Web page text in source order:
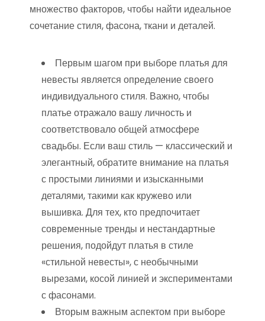
множество факторов, чтобы найти идеальное
сочетание стиля, фасона, ткани и деталей.
Первым шагом при выборе платья для
невесты является определение своего
индивидуального стиля. Важно, чтобы
платье отражало вашу личность и
соответствовало общей атмосфере
свадьбы. Если ваш стиль — классический и
элегантный, обратите внимание на платья
с простыми линиями и изысканными
деталями, такими как кружево или
вышивка. Для тех, кто предпочитает
современные тренды и нестандартные
решения, подойдут платья в стиле
«стильной невесты», с необычными
вырезами, косой линией и экспериментами
с фасонами.
Вторым важным аспектом при выборе